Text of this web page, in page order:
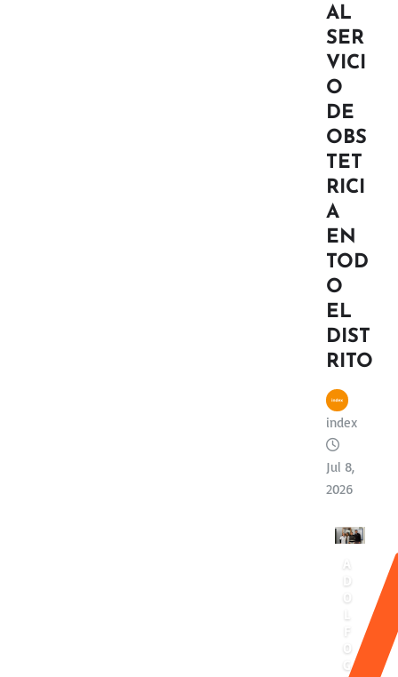
AL
SER
VICI
O
DE
OBS
TET
RICI
A
EN
TOD
O
EL
DIST
RITO
index
Jul 8,
2026
A
D
O
F
O
G